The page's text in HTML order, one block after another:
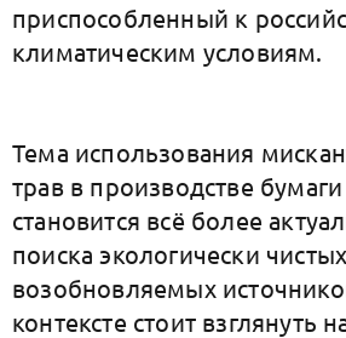
приспособленный к
климатическим условиям.
Тема использования
трав в производстве
становится всё более
поиска экологически
возобновляемых
контексте стоит взглянуть